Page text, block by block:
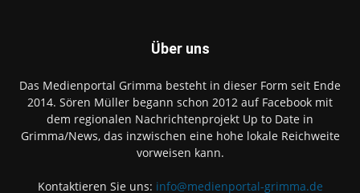
Über uns
Das Medienportal Grimma besteht in dieser Form seit Ende
2014. Sören Müller begann schon 2012 auf Facebook mit
dem regionalen Nachrichtenprojekt Up to Date in
Grimma/News, das inzwischen eine hohe lokale Reichweite
vorweisen kann.
Kontaktieren Sie uns: info@medienportal-grimma.de